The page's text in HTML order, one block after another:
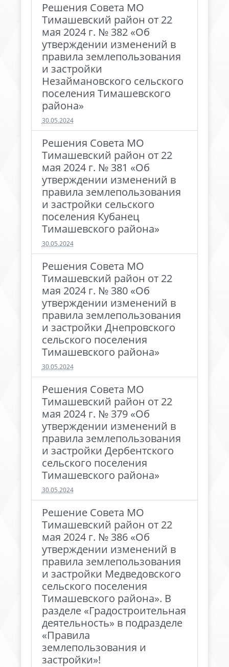
Решения Совета МО
Тимашевский район от 22
мая 2024 г. № 382 «Об
утверждении изменений в
правила землепользования
и застройки
Незаймановского сельского
поселения Тимашевского
района»
30.05.2024
Решения Совета МО
Тимашевский район от 22
мая 2024 г. № 381 «Об
утверждении изменений в
правила землепользования
и застройки сельского
поселения Кубанец
Тимашевского района»
30.05.2024
Решения Совета МО
Тимашевский район от 22
мая 2024 г. № 380 «Об
утверждении изменений в
правила землепользования
и застройки Днепровского
сельского поселения
Тимашевского района»
30.05.2024
Решения Совета МО
Тимашевский район от 22
мая 2024 г. № 379 «Об
утверждении изменений в
правила землепользования
и застройки Дербентского
сельского поселения
Тимашевского района»
30.05.2024
Решение Совета МО
Тимашевский район от 22
мая 2024 г. № 386 «Об
утверждении изменений в
правила землепользования
и застройки Медведовского
сельского поселения
Тимашевского района». В
разделе «Градостроительная
деятельность» в подразделе
«Правила
землепользования и
застройки»!